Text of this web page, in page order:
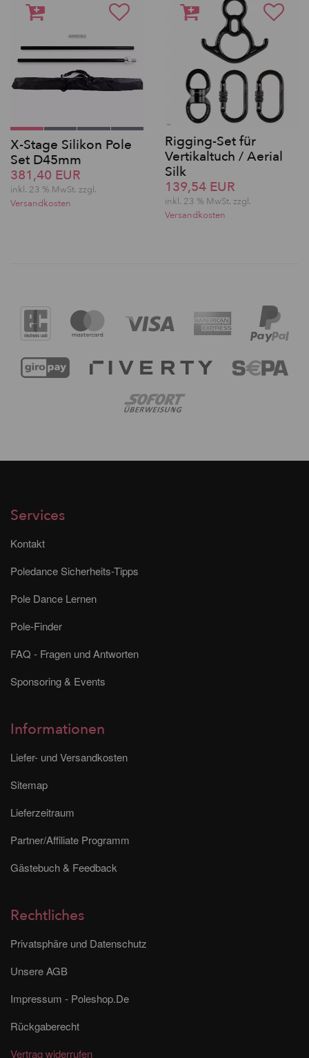
X-Stage Silikon Pole
Set D45mm
381,40 EUR
inkl. 23 % MwSt. zzgl.
Versandkosten
Rigging-Set für
Vertikaltuch / Aerial
Silk
139,54 EUR
inkl. 23 % MwSt. zzgl.
Versandkosten
Services
Kontakt
Poledance Sicherheits-Tipps
Pole Dance Lernen
Pole-Finder
FAQ - Fragen und Antworten
Sponsoring & Events
Informationen
Liefer- und Versandkosten
Sitemap
Lieferzeitraum
Partner/Affiliate Programm
Gästebuch & Feedback
Rechtliches
Privatsphäre und Datenschutz
Unsere AGB
Impressum - Poleshop.De
Rückgaberecht
Vertrag widerrufen